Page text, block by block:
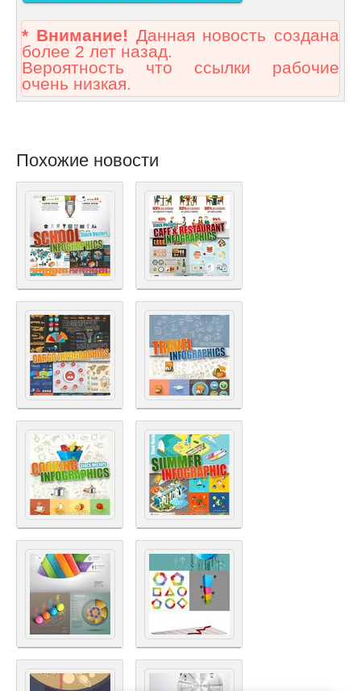
* Внимание! Данная новость создана
более 2 лет назад.
Вероятность что ссылки рабочие
очень низкая.
Похожие новости